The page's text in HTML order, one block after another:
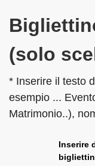
(solo
* Inserire il testo
esempio ...
Matrimonio..),
Inserire